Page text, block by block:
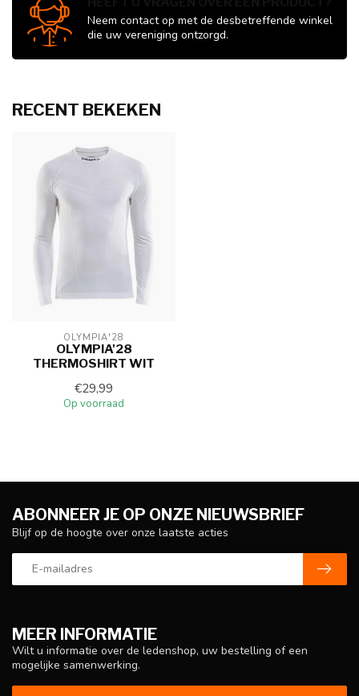
Neem contact op met de desbetreffende winkel
die uw vereniging ontzorgd.
RECENT BEKEKEN
OLYMPIA'28
OLYMPIA'28
THERMOSHIRT WIT
€29,99
Op voorraad
MEER INFORMATIE
Wilt u informatie over de ledenshop, uw bestelling of een
mogelijke samenwerking.
ABONNEER JE OP ONZE NIEUWSBRIEF
Blijf op de hoogte over onze laatste acties